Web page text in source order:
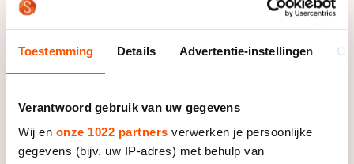
Toestemming Details Advertentie-instellingen
Verantwoord gebruik van uw gegevens
Wij en onze 1022 partners verwerken je persoonlijke
gegevens (bijv. uw IP-adres) met behulp van
Als het om kunstschaatsen gaat, weten de meeste
mensen vaak wel een paar technische termen te
noemen. Ook al zijn het volstrekte leken, de axel
term te koppelen aan de techniek.
Pirouettes